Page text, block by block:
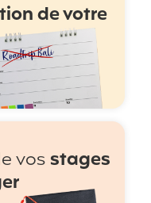
de votre
vosstages